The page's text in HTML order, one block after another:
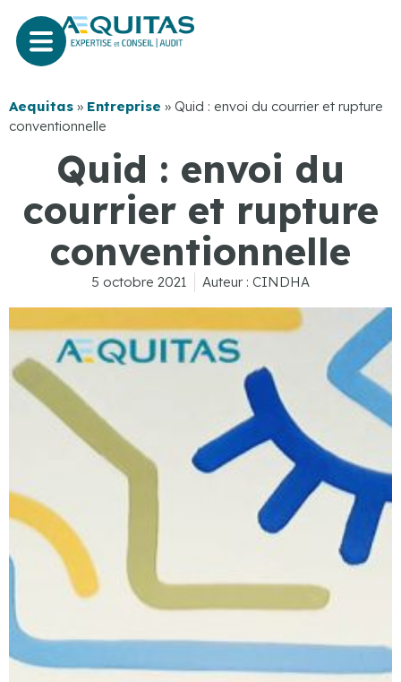
Aequitas » Entreprise » Quid : envoi du courrier et rupture
conventionnelle
Quid : envoi du
courrier et rupture
conventionnelle
5 octobre 2021 Auteur : CINDHA